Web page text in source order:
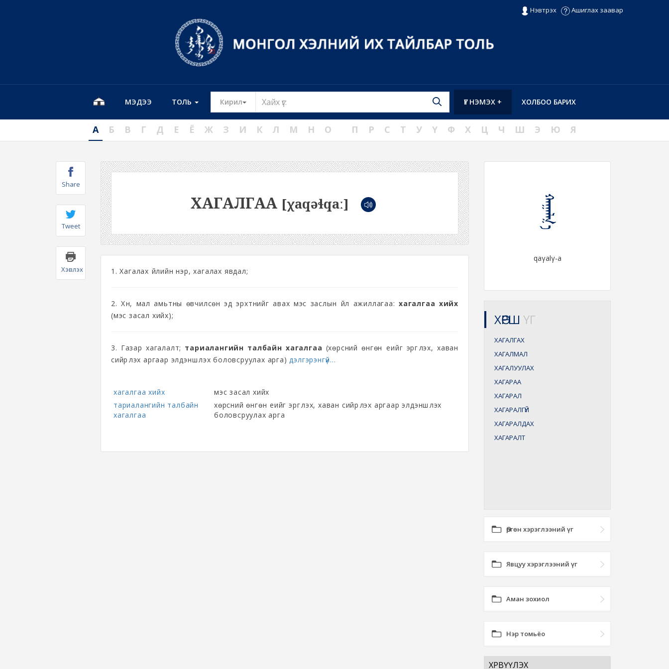
Нэвтрэх Ашиглах заавар
МЭДЭЭ ТОЛЬ Кирил Toggle Dropdown ХОЛБОО БАРИХ
ҮГ НЭМЭХ +
А Б В Г Д Е Ё Ж З И К Л М Н О П Р С Т У Ү Ф Х Ц Ч Ш Э Ю Я
Share
Tweet
Хэвлэх
ХАГАЛГАА [χaqəɬqaː]
1. Хагалах үйлийн нэр, хагалах явдал;
2. Хүн, мал амьтны өвчилсөн эд эрхтнийг авах мэс заслын үйл ажиллагаа: хагалгаа хийх
(мэс засал хийх);
3. Газар хагалалт; тариалангийн талбайн хагалгаа (хөрсний өнгөн үеийг эргүүлэх, хаван
сийрүүлэх аргаар элдэншүүлэх боловсруулах арга)дэлгэрэнгүй...
хагалгаа хийх
мэс засал хийх
тариалангийн талбайн
хагалгаа
хөрсний өнгөн үеийг эргүүлэх, хаван сийрүүлэх аргаар элдэншүүлэх
боловсруулах арга
ᠬᠠᠭᠠᠯᠭ᠎ᠠ
qaγalγ-a
ХӨРШ ҮГ
ХАГАЛГАХ
ХАГАЛМАЛ
ХАГАЛУУЛАХ
ХАГАРАА
ХАГАРАЛ
ХАГАРАЛГҮЙ
ХАГАРАЛДАХ
ХАГАРАЛТ
Өргөн хэрэглээний үг
Явцуу хэрэглээний үг
Аман зохиол
Нэр томьёо
ХӨРВҮҮЛЭХ